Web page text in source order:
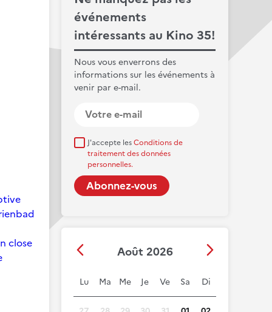
événements
intéressants au Kino 35!
Nous vous enverrons des
informations sur les événements à
venir par e-mail.
J'accepte lesConditions de
traitement des données
personnelles.
Août 2026
Lu Ma Me Je Ve Sa Di
close